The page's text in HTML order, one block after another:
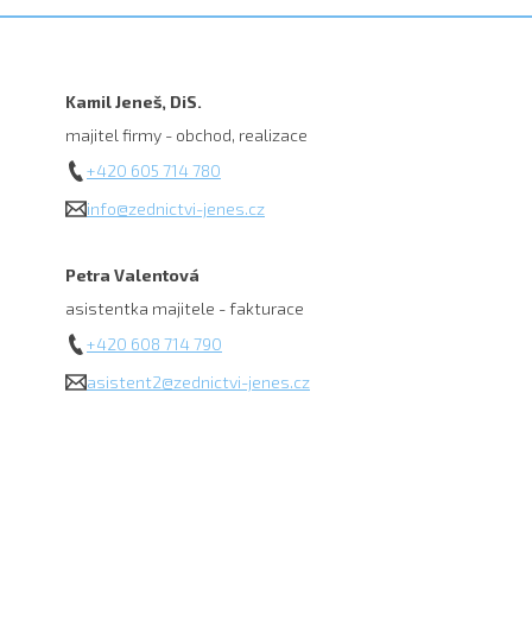
Kamil Jeneš, DiS.
majitel firmy - obchod, realizace
+420 605 714 780
info@zednictvi-jenes.cz
Petra Valentová
asistentka majitele - fakturace
+420 608 714 790
asistent2@zednictvi-jenes.cz